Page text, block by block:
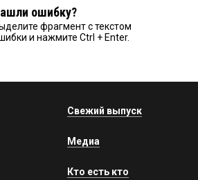
ошибку?
фрагмент с текстом
и нажмите Ctrl + Enter.
Свежий выпуск
Медиа
Кто есть кто